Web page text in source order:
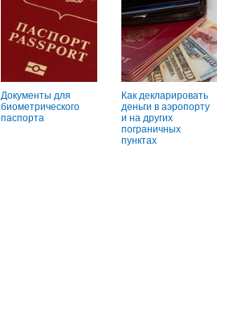
Документы для
биометрического
паспорта
Как декларировать
деньги в аэропорту
и на других
пограничных
пунктах